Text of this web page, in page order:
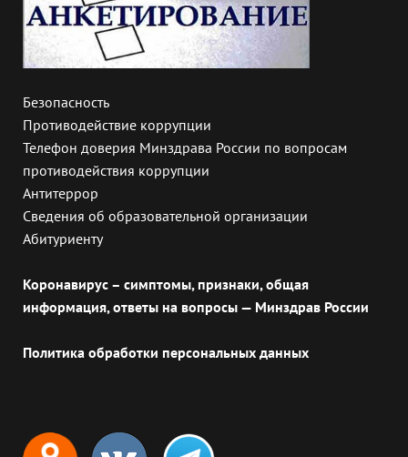
Безопасность
Противодействие коррупции
Телефон доверия Минздрава России по вопросам
противодействия коррупции
Антитеррор
Сведения об образовательной организации
Абитуриенту
Коронавирус – симптомы, признаки, общая
информация, ответы на вопросы — Минздрав России
Политика обработки персональных данных